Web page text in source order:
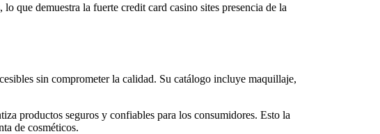
que demuestra la fuerte credit card casino sites presencia de la
sin comprometer la calidad. Su catálogo incluye maquillaje,
productos seguros y confiables para los consumidores. Esto la
de cosméticos.